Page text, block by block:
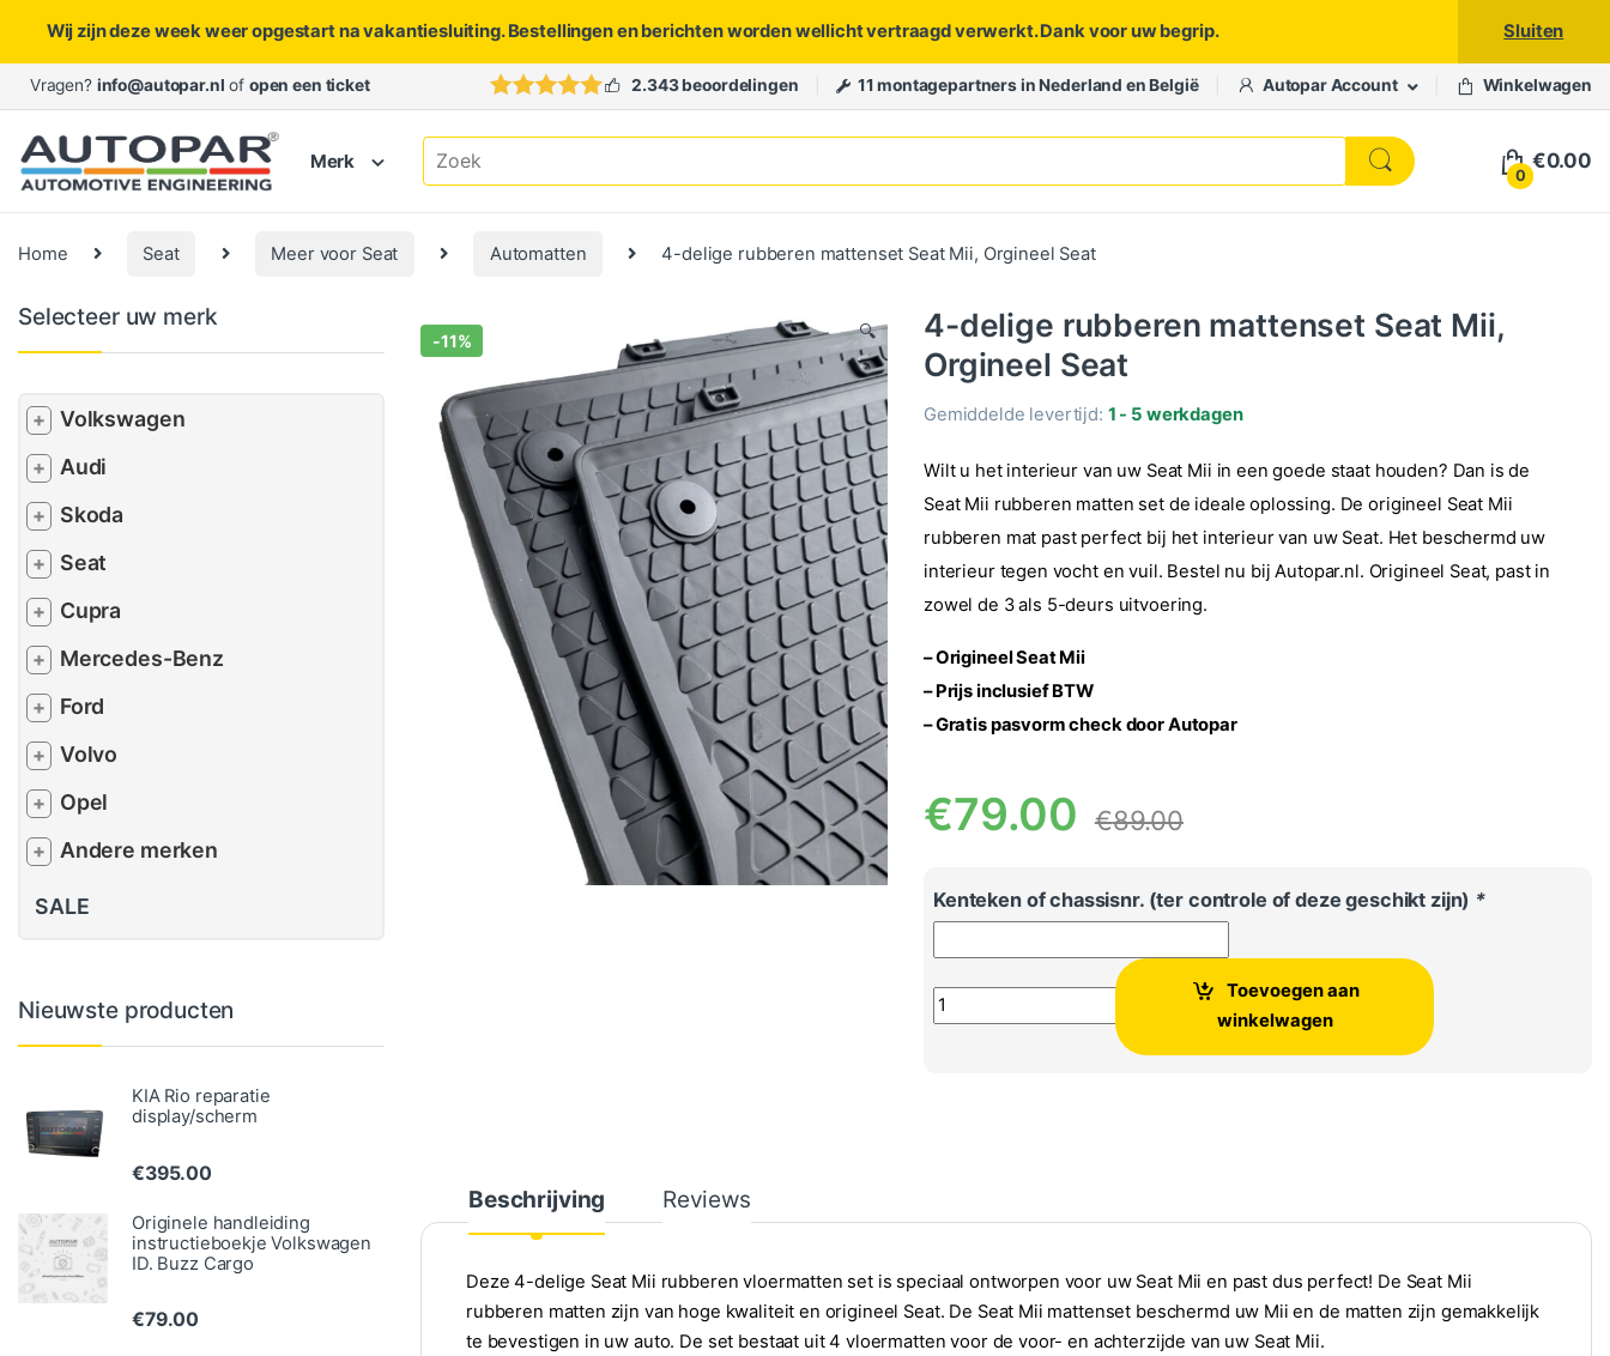
Wij zijn deze week weer opgestart na vakantiesluiting. Bestellingen en berichten worden wellicht vertraagd verwerkt. Dank voor uw begrip. Sluiten
Skip to navigation
Skip to content
Vragen? info@autopar.nl of open een ticket 2.343 beoordelingen 11 montagepartners in Nederland en België Autopar Account Winkelwagen
Merk
Search for:
0
€0.00
Home Seat Meer voor Seat Automatten 4-delige rubberen mattenset Seat Mii, Orgineel Seat
-11% 🔍
4-delige rubberen mattenset Seat Mii,
Orgineel Seat
Gemiddelde levertijd: 1 - 5 werkdagen
Wilt u het interieur van uw Seat Mii in een goede staat houden? Dan is de
Seat Mii rubberen matten set de ideale oplossing. De origineel Seat Mii
rubberen mat past perfect bij het interieur van uw Seat. Het beschermd uw
interieur tegen vocht en vuil. Bestel nu bij Autopar.nl. Origineel Seat, past in
zowel de 3 als 5-deurs uitvoering.
– Origineel Seat Mii
– Prijs inclusief BTW
– Gratis pasvorm check door Autopar
€79.00 €89.00
Kenteken of chassisnr. (ter controle of deze geschikt zijn) *
4-delige rubberen mattenset Seat Mii, Orgineel Seat aantal
Toevoegen aan
winkelwagen
Beschrijving Reviews
Deze 4-delige Seat Mii rubberen vloermatten set is speciaal ontworpen voor uw Seat Mii en past dus perfect! De Seat Mii
rubberen matten zijn van hoge kwaliteit en origineel Seat. De Seat Mii mattenset beschermd uw Mii en de matten zijn gemakkelijk
te bevestigen in uw auto. De set bestaat uit 4 vloermatten voor de voor- en achterzijde van uw Seat Mii.
Selecteer uw merk
+ Volkswagen
+ Audi
+ Skoda
+ Seat
+ Cupra
+ Mercedes-Benz
+ Ford
+ Volvo
+ Opel
+ Andere merken
SALE
Nieuwste producten
KIA Rio reparatie
display/scherm
€395.00
Originele handleiding
instructieboekje Volkswagen
ID. Buzz Cargo
€79.00